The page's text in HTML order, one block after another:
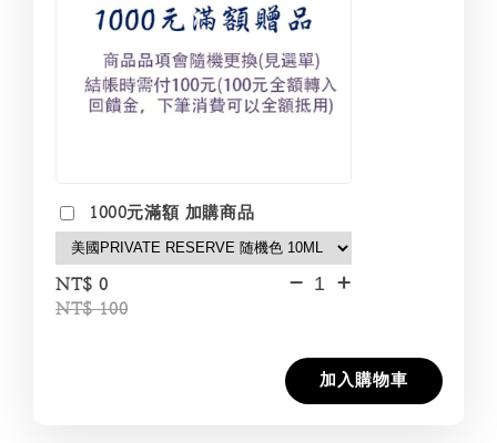
1000元滿額 加購商品
NT$ 0
NT$ 100
- +
加入購物車